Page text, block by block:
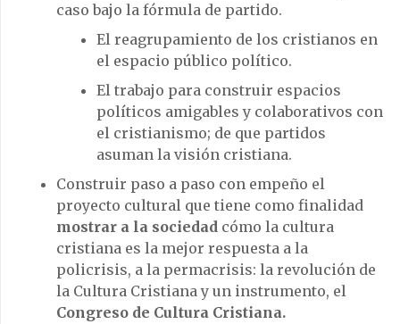
caso bajo la fórmula de partido.
El reagrupamiento de los cristianos en
el espacio público político.
El trabajo para construir espacios
políticos amigables y colaborativos con
el cristianismo; de que partidos
asuman la visión cristiana.
Construir paso a paso con empeño el
proyecto cultural que tiene como finalidad
mostrar a la sociedad cómo la cultura
cristiana es la mejor respuesta a la
policrisis, a la permacrisis: la revolución de
la Cultura Cristiana y un instrumento, el
Congreso de Cultura Cristiana.